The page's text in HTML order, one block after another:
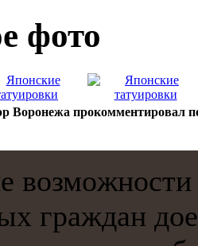
фото
Воронежа прокомментировал
граждан